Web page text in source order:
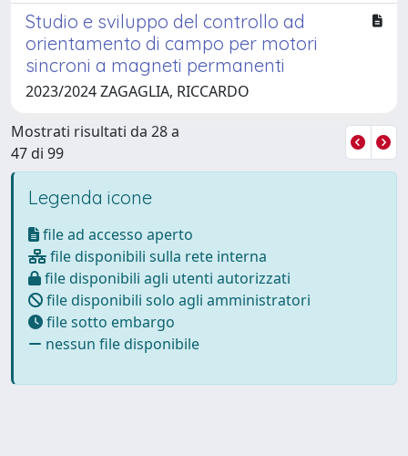
Studio e sviluppo del controllo ad
orientamento di campo per motori
sincroni a magneti permanenti
2023/2024 ZAGAGLIA, RICCARDO
Mostrati risultati da 28 a
47 di 99
Legenda icone
file ad accesso aperto
file disponibili sulla rete interna
file disponibili agli utenti autorizzati
file disponibili solo agli amministratori
file sotto embargo
nessun file disponibile